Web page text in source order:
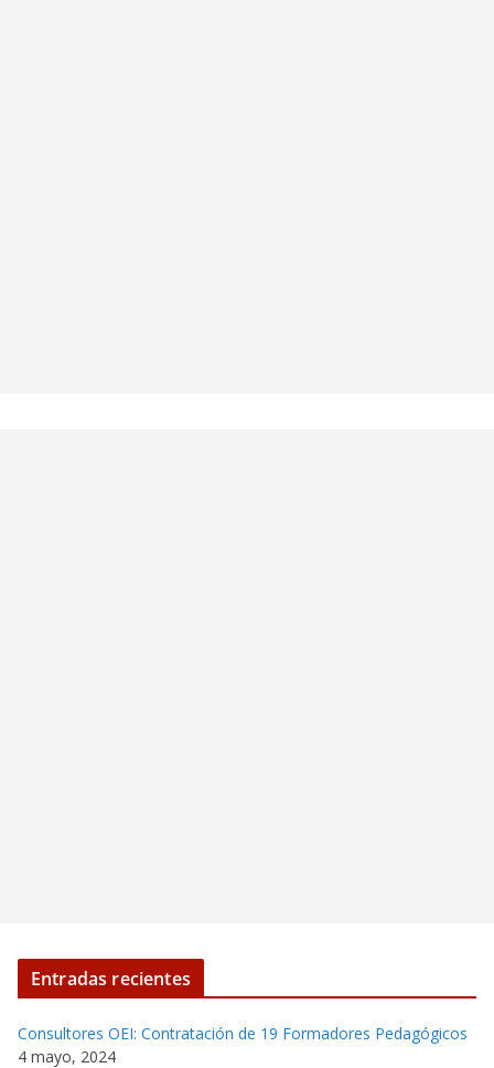
Entradas recientes
Consultores OEI: Contratación de 19 Formadores Pedagógicos
4 mayo, 2024